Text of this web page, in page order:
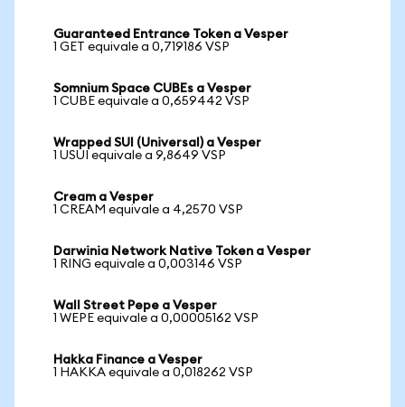
Guaranteed Entrance Token a Vesper
1 GET equivale a 0,719186 VSP
Somnium Space CUBEs a Vesper
1 CUBE equivale a 0,659442 VSP
Wrapped SUI (Universal) a Vesper
1 USUI equivale a 9,8649 VSP
Cream a Vesper
1 CREAM equivale a 4,2570 VSP
Darwinia Network Native Token a Vesper
1 RING equivale a 0,003146 VSP
Wall Street Pepe a Vesper
1 WEPE equivale a 0,00005162 VSP
Hakka Finance a Vesper
1 HAKKA equivale a 0,018262 VSP